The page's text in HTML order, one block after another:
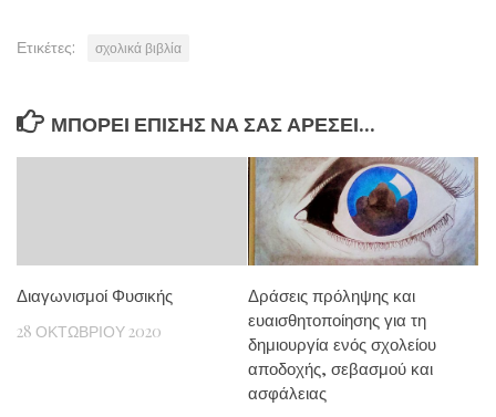
Ετικέτες: σχολικά βιβλία
ΜΠΟΡΕΊ ΕΠΊΣΗΣ ΝΑ ΣΑΣ ΑΡΈΣΕΙ...
Διαγωνισμοί Φυσικής
28 ΟΚΤΩΒΡΊΟΥ 2020
Δράσεις πρόληψης και
ευαισθητοποίησης για τη
δημιουργία ενός σχολείου
αποδοχής, σεβασμού και
ασφάλειας